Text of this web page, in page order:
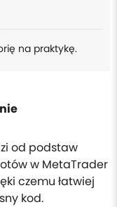
na praktykę.
od podstaw
w MetaTrader
czemu łatwiej
kod.